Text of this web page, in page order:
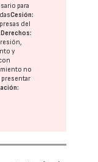
para
Cesión:
del
Derechos:
y
no
presentar